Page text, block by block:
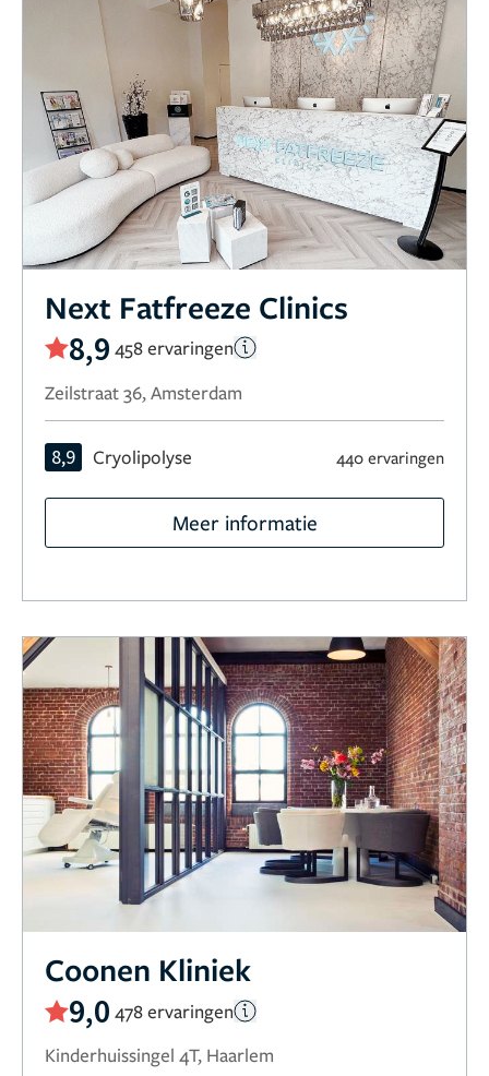
Next Fatfreeze Clinics
8,9 458 ervaringen
Zeilstraat 36, Amsterdam
8,9 Cryolipolyse 440 ervaringen
Meer informatie
Coonen Kliniek
9,0 478 ervaringen
Kinderhuissingel 4T, Haarlem